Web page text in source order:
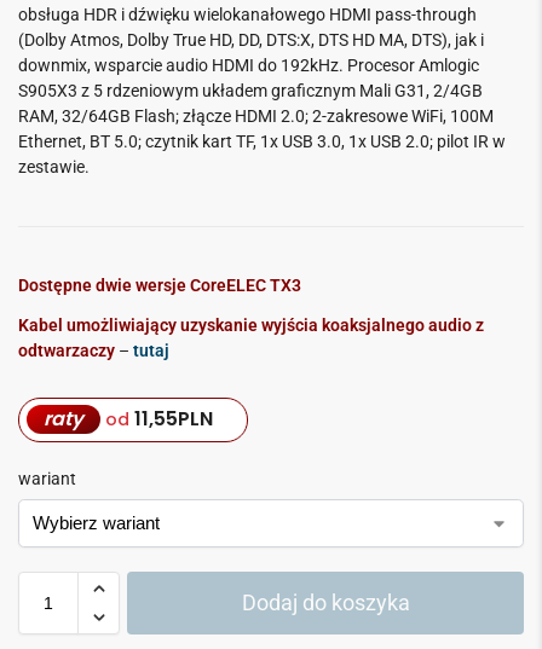
obsługa HDR i dźwięku wielokanałowego HDMI pass-through
(Dolby Atmos, Dolby True HD, DD, DTS:X, DTS HD MA, DTS), jak i
downmix, wsparcie audio HDMI do 192kHz. Procesor Amlogic
S905X3 z 5 rdzeniowym układem graficznym Mali G31, 2/4GB
RAM, 32/64GB Flash; złącze HDMI 2.0; 2-zakresowe WiFi, 100M
Ethernet, BT 5.0; czytnik kart TF, 1x USB 3.0, 1x USB 2.0; pilot IR w
zestawie.
Dostępne dwie wersje CoreELEC TX3
Kabel umożliwiający uzyskanie wyjścia koaksjalnego audio z
odtwarzaczy – tutaj
raty od 11,55PLN
wariant
Dodaj do koszyka